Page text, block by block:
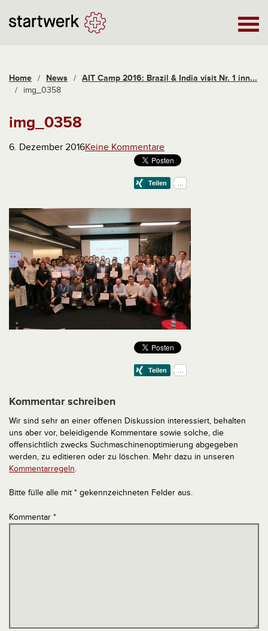
Home / News / AIT Camp 2016: Brazil & India visit Nr. 1 inn...
/
img_0358
img_0358
6. Dezember 2016Keine Kommentare
Kommentar schreiben
Wir sind sehr an einer offenen Diskussion interessiert, behalten
uns aber vor, beleidigende Kommentare sowie solche, die
offensichtlich zwecks Suchmaschinenoptimierung abgegeben
werden, zu editieren oder zu löschen. Mehr dazu in unseren
Kommentarregeln.
Bitte fülle alle mit * gekennzeichneten Felder aus.
Kommentar *